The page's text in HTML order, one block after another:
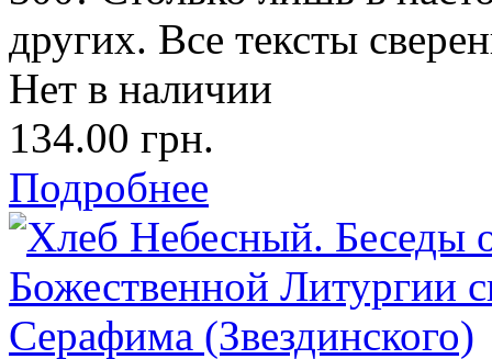
других. Все тексты
Нет в наличии
134.00 грн.
Подробнее